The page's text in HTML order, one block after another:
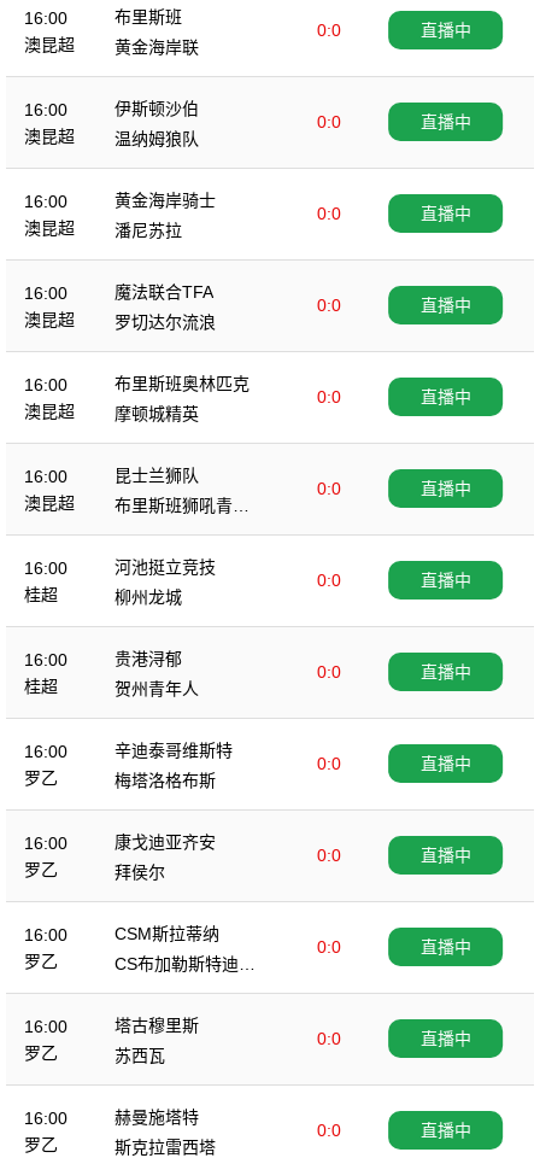
16:00
澳昆超
布里斯班
0:0
黄金海岸联
直播中
16:00
澳昆超
伊斯顿沙伯
0:0
温纳姆狼队
直播中
16:00
澳昆超
黄金海岸骑士
0:0
潘尼苏拉
直播中
16:00
澳昆超
魔法联合TFA
0:0
罗切达尔流浪
直播中
16:00
澳昆超
布里斯班奥林匹克
0:0
摩顿城精英
直播中
16:00
澳昆超
昆士兰狮队
0:0
布里斯班狮吼青年
队
直播中
16:00
桂超
河池挺立竞技
0:0
柳州龙城
直播中
16:00
桂超
贵港浔郁
0:0
贺州青年人
直播中
16:00
罗乙
辛迪泰哥维斯特
0:0
梅塔洛格布斯
直播中
16:00
罗乙
康戈迪亚齐安
0:0
拜侯尔
直播中
16:00
罗乙
CSM斯拉蒂纳
0:0
CS布加勒斯特迪纳
摩
直播中
16:00
罗乙
塔古穆里斯
0:0
苏西瓦
直播中
16:00
罗乙
赫曼施塔特
0:0
斯克拉雷西塔
直播中